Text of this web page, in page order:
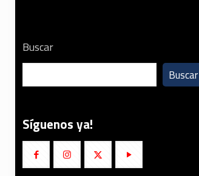
Buscar
Buscar
Síguenos ya!